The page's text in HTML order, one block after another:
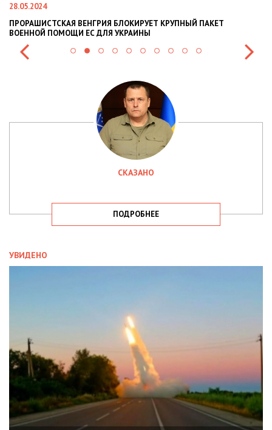
28.05.2024
ПРОРАШИСТСКАЯ ВЕНГРИЯ БЛОКИРУЕТ КРУПНЫЙ ПАКЕТ
ВОЕННОЙ ПОМОЩИ ЕС ДЛЯ УКРАИНЫ
СКАЗАНО
ПОДРОБНЕЕ
УВИДЕНО